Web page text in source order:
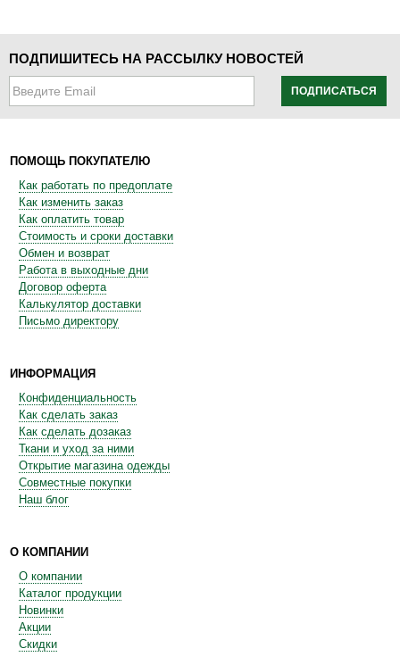
ПОДПИШИТЕСЬ НА РАССЫЛКУ НОВОСТЕЙ
ПОДПИСАТЬСЯ
ПОМОЩЬ ПОКУПАТЕЛЮ
Как работать по предоплате
Как изменить заказ
Как оплатить товар
Стоимость и сроки доставки
Обмен и возврат
Работа в выходные дни
Договор оферта
Калькулятор доставки
Письмо директору
ИНФОРМАЦИЯ
Конфиденциальность
Как сделать заказ
Как сделать дозаказ
Ткани и уход за ними
Открытие магазина одежды
Совместные покупки
Наш блог
О КОМПАНИИ
О компании
Каталог продукции
Новинки
Акции
Скидки